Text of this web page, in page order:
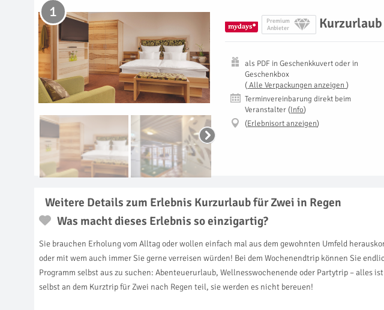
Premium
Anbieter
1
als PDFinGeschenkkuvert oder in
Geschenkbox
( Alle Verpackungen anzeigen )
Terminvereinbarung direkt beim
Veranstalter (Info)
(Erlebnisort anzeigen)
Weitere Details zum Erlebnis Kurzurlaub für Zwei in Regen
Was macht dieses Erlebnis so einzigartig?
Sie brauchen Erholung vom Alltag oder wollen einfach mal aus dem gewohnten Umfeld
oder mit wem auch immer Sie gerne verreisen würden! Bei dem Wochenendtrip können Sie
Programm selbst aus zu suchen: Abenteuerurlaub, Wellnesswochenende oder Partytrip – alles
selbst an dem Kurztrip für Zwei nach Regen teil, sie werden es nicht bereuen!